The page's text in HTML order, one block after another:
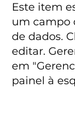
Este item
um campo
de dados.
editar.
em
painel à